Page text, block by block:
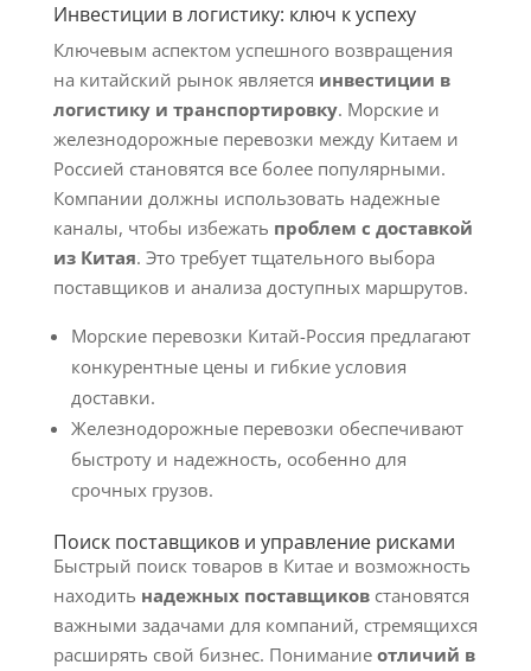
Инвестиции в логистику: ключ к успеху
Ключевым аспектом успешного возвращения
на китайский рынок является инвестиции в
логистику и транспортировку. Морские и
железнодорожные перевозки между Китаем и
Россией становятся все более популярными.
Компании должны использовать надежные
каналы, чтобы избежать проблем с доставкой
из Китая. Это требует тщательного выбора
поставщиков и анализа доступных маршрутов.
Морские перевозки Китай-Россия предлагают
конкурентные цены и гибкие условия
доставки.
Железнодорожные перевозки обеспечивают
быстроту и надежность, особенно для
срочных грузов.
Поиск поставщиков и управление рисками
Быстрый поиск товаров в Китае и возможность
находить надежных поставщиковстановятся
важными задачами для компаний, стремящихся
расширять свой бизнес. Понимание отличий в